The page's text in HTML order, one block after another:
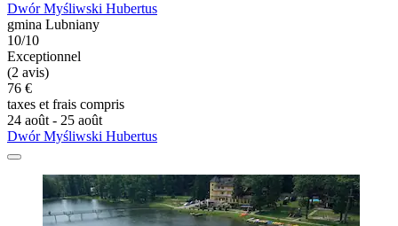
Dwór Myśliwski Hubertus
gmina Lubniany
10/10
Exceptionnel
(2 avis)
76 €
taxes et frais compris
24 août - 25 août
Dwór Myśliwski Hubertus